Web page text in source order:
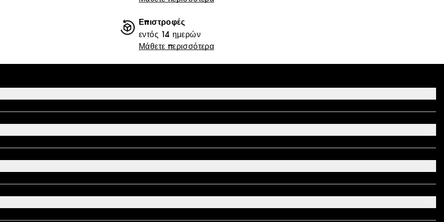
Επιστροφές
εντός 14 ημερών
Μάθετε περισσότερα